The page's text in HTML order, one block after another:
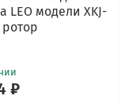
LEO модели XKJ-
₽